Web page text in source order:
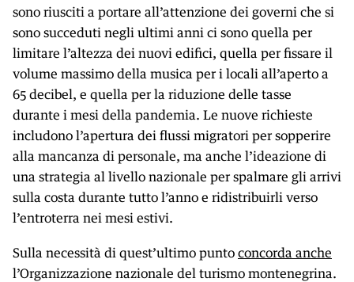
sono riusciti a portare all’attenzione dei governi che si
sono succeduti negli ultimi anni ci sono quella per
limitare l’altezza dei nuovi edifici, quella per fissare il
volume massimo della musica per i locali all’aperto a
65 decibel, e quella per la riduzione delle tasse
durante i mesi della pandemia. Le nuove richieste
includono l’apertura dei flussi migratori per sopperire
alla mancanza di personale, ma anche l’ideazione di
una strategia al livello nazionale per spalmare gli arrivi
sulla costa durante tutto l’anno e ridistribuirli verso
l’entroterra nei mesi estivi.
Sulla necessità di quest’ultimo punto concorda anche
l’Organizzazione nazionale del turismo montenegrina.